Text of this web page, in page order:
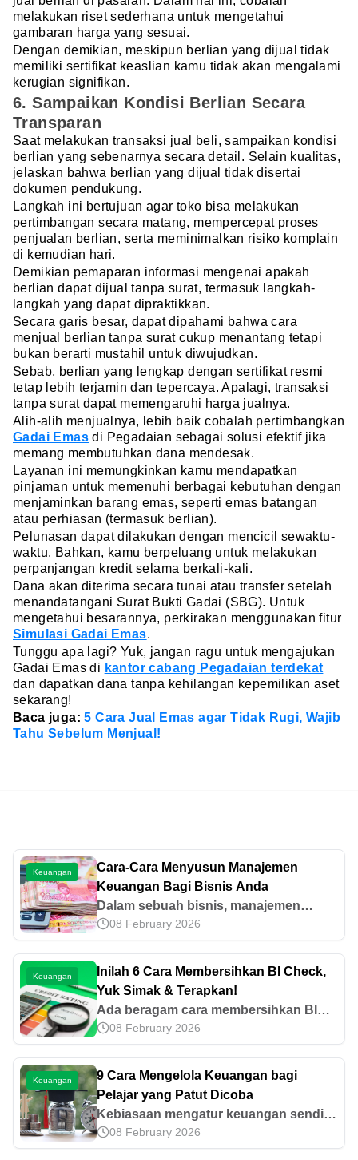
melakukan riset sederhana untuk mengetahui
gambaran harga yang sesuai.
Dengan demikian, meskipun berlian yang dijual tidak
memiliki sertifikat keaslian kamu tidak akan mengalami
kerugian signifikan.
6. Sampaikan Kondisi Berlian Secara
Transparan
Saat melakukan transaksi jual beli, sampaikan kondisi
berlian yang sebenarnya secara detail. Selain kualitas,
jelaskan bahwa berlian yang dijual tidak disertai
dokumen pendukung.
Langkah ini bertujuan agar toko bisa melakukan
pertimbangan secara matang, mempercepat proses
penjualan berlian, serta meminimalkan risiko komplain
di kemudian hari.
Demikian pemaparan informasi mengenai apakah
berlian dapat dijual tanpa surat, termasuk langkah-
langkah yang dapat dipraktikkan.
Secara garis besar, dapat dipahami bahwa cara
menjual berlian tanpa surat cukup menantang tetapi
bukan berarti mustahil untuk diwujudkan.
Sebab, berlian yang lengkap dengan sertifikat resmi
tetap lebih terjamin dan tepercaya. Apalagi, transaksi
tanpa surat dapat memengaruhi harga jualnya.
Alih-alih menjualnya, lebih baik cobalah pertimbangkan
Gadai Emas di Pegadaian sebagai solusi efektif jika
memang membutuhkan dana mendesak.
Layanan ini memungkinkan kamu mendapatkan
pinjaman untuk memenuhi berbagai kebutuhan dengan
menjaminkan barang emas, seperti emas batangan
atau perhiasan (termasuk berlian).
Pelunasan dapat dilakukan dengan mencicil sewaktu-
waktu. Bahkan, kamu berpeluang untuk melakukan
perpanjangan kredit selama berkali-kali.
Dana akan diterima secara tunai atau transfer setelah
menandatangani Surat Bukti Gadai (SBG). Untuk
mengetahui besarannya, perkirakan menggunakan fitur
Simulasi Gadai Emas.
Tunggu apa lagi? Yuk, jangan ragu untuk mengajukan
Gadai Emas di kantor cabang Pegadaian terdekat
dan dapatkan dana tanpa kehilangan kepemilikan aset
sekarang!
Baca juga:5 Cara Jual Emas agar Tidak Rugi, Wajib
Tahu Sebelum Menjual!
Keuangan
Cara-Cara Menyusun Manajemen
Keuangan Bagi Bisnis Anda
Dalam sebuah bisnis, manajemen
keuangan adalah kunci utama
kestabilan dan kesuksesan usaha yang
dilakukan. Tidak peduli seberapa besar
atau kecil bisnis yang dijalankan,
manajemen finansial haruslah
diterapkan dengan tegas. Dengan
dengan baik dan meminimalisasi
terjadinya kebocoran yang
mengakibatkan kerugian. Cara
menyusun manajemen keuangan pun
bukan perkara yang terlalu susah
08 February 2026
Keuangan
Inilah 6 Cara Membersihkan BI Check,
Yuk Simak & Terapkan!
Ada beragam cara membersihkan BI
check, seperti dengan meminta laporan
BI check hingga mengajukan
penghapusan nama. Simak
informasinya di artikel ini!
08 February 2026
Keuangan
9 Cara Mengelola Keuangan bagi
Pelajar yang Patut Dicoba
Kebiasaan mengatur keuangan sendiri
dapat memberikan manfaat jangka
panjang bagi pelajar. Ikuti cara
08 February 2026